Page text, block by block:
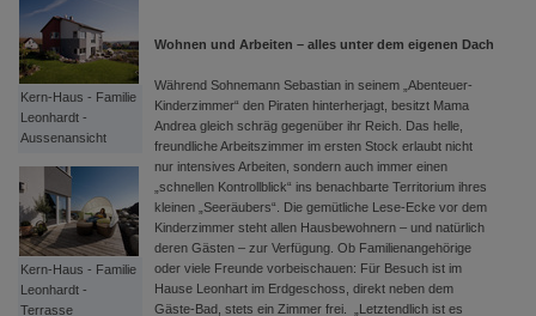
Kern-Haus - Familie
Leonhardt -
Aussenansicht
Kern-Haus - Familie
Leonhardt -
Terrasse
Wohnen und Arbeiten – alles unter dem eigenen Dach
Während Sohnemann Sebastian in seinem „Abenteuer-
Kinderzimmer“ den Piraten hinterherjagt, besitzt Mama
Andrea gleich schräg gegenüber ihr Reich. Das helle,
freundliche Arbeitszimmer im ersten Stock erlaubt nicht
nur intensives Arbeiten, sondern auch immer einen
„schnellen Kontrollblick“ ins benachbarte Territorium ihres
kleinen „Seeräubers“. Die gemütliche Lese-Ecke vor dem
Kinderzimmer steht allen Hausbewohnern – und natürlich
deren Gästen – zur Verfügung. Ob Familienangehörige
oder viele Freunde vorbeischauen: Für Besuch ist im
Hause Leonhart im Erdgeschoss, direkt neben dem
Gäste-Bad, stets ein Zimmer frei. „Letztendlich ist es